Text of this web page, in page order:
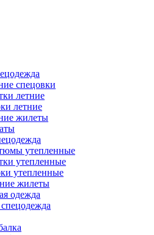
спецовки
летние
летние
жилеты
утепленные
утепленные
утепленные
жилеты
одежда